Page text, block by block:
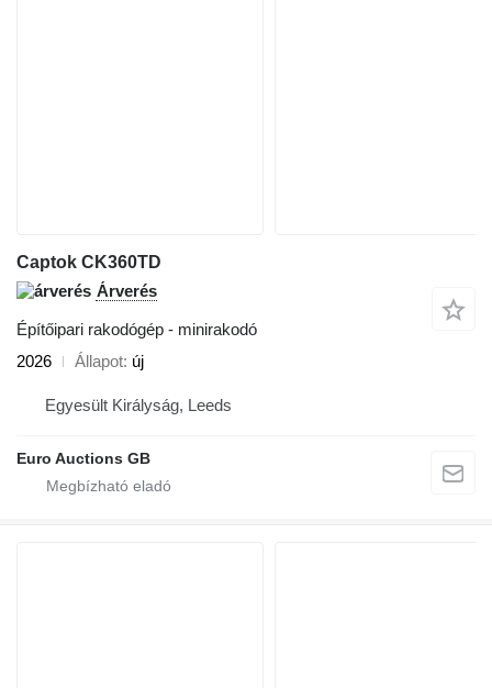
Captok CK360TD
Árverés
Építőipari rakodógép - minirakodó
2026
Állapot új
Egyesült Királyság, Leeds
Euro Auctions GB